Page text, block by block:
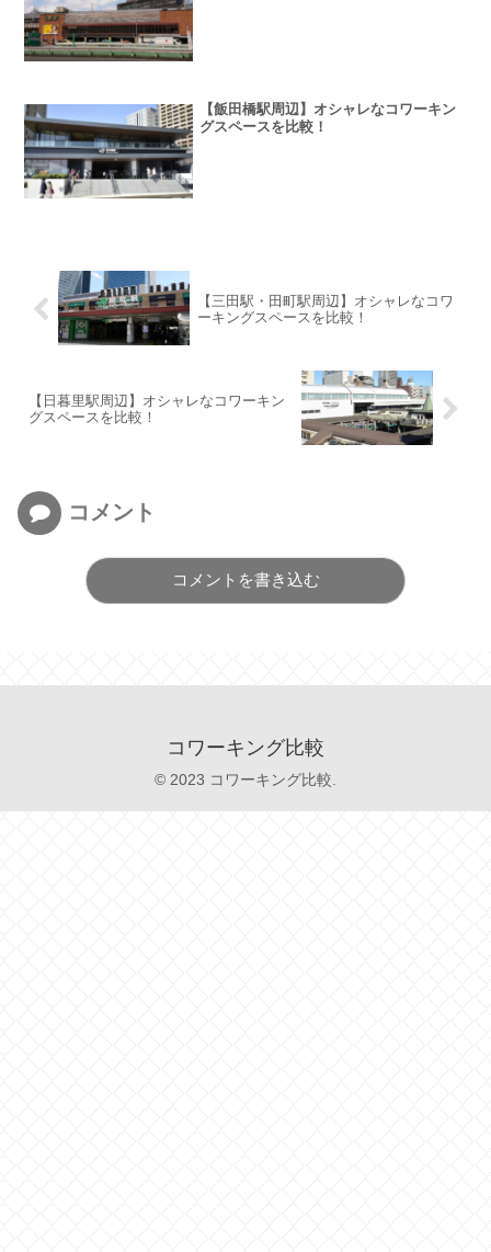
【飯田橋駅周辺】オシャレなコワーキン
グスペースを比較！
【三田駅・田町駅周辺】オシャレなコワ
ーキングスペースを比較！
【日暮里駅周辺】オシャレなコワーキン
グスペースを比較！
コメント
コメントを書き込む
コワーキング比較
© 2023 コワーキング比較.